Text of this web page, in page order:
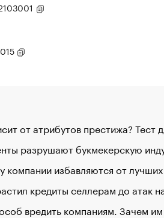
от атрибутов престижа? Тест
разрушают букмекерскую
избавляются от лучших
кредиты селлерам до атак
вредить компаниям. Зачем